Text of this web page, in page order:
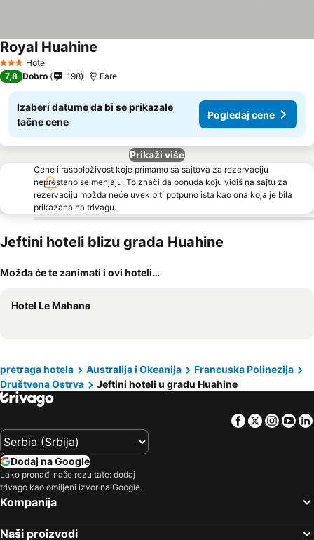
3 Zvezdice
Hotel
Royal Huahine
7,8 Dobro 198 Fare
Izaberi datume da bi se prikazale
tačne cene
Pogledaj cene
Prikaži više
Cene i raspoloživost koje primamo sa sajtova za rezervaciju
neprestano se menjaju. To znači da ponuda koju vidiš na sajtu za
rezervaciju možda neće uvek biti potpuno ista kao ona koja je bila
prikazana na trivagu.
Jeftini hoteli blizu grada Huahine
Možda će te zanimati i ovi hoteli…
Hotel Le Mahana
pretraga hotela Australija i Okeanija
Francuska Polinezija
Društvena Ostrva
Jeftini hoteli u gradu Huahine
Facebook
Twitter
Dodaj na Google
Lako pronađi naše rezultate: dodaj
trivago kao omiljeni izvor na Google.
Kompanija
Naši proizvodi